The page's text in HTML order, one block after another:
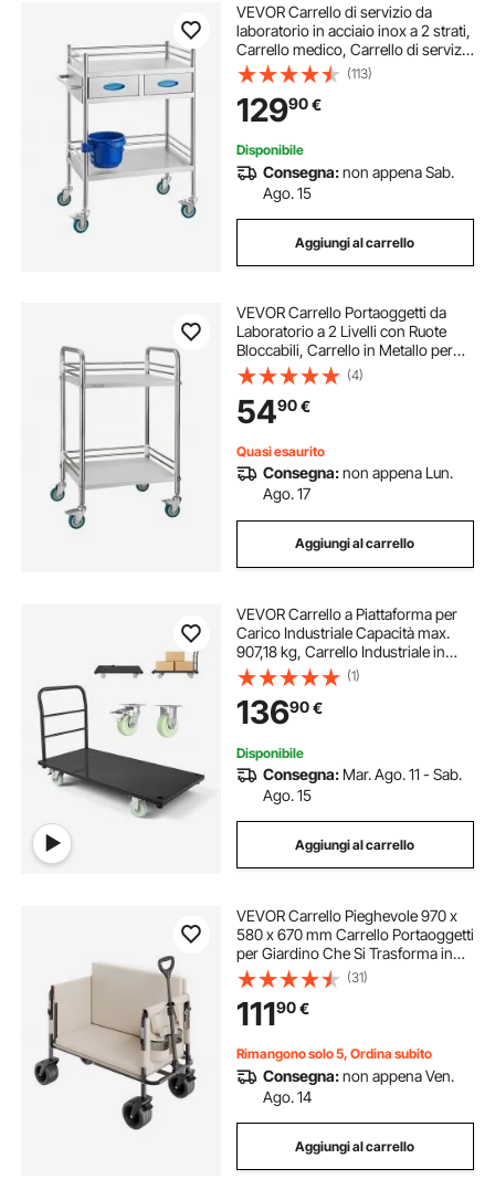
VEVOR Carrello di servizio da
laboratorio in acciaio inox a 2 strati,
Carrello medico, Carrello di servizio
dentale con ruote bloccabili e
secchio, per laboratorio, ospedale,
uso dentale
(113)
12990€
Disponibile
Consegna:non appena Sab.
Ago. 15
Aggiungi al carrello
VEVOR Carrello Portaoggetti da
Laboratorio a 2 Livelli con Ruote
Bloccabili, Carrello in Metallo per
Servizio Medico, Vassoio per
Clinica, Vassoio di Stoccaggio
Mobile per Impieghi Gravosi
(4)
5490€
Quasi esaurito
Consegna:non appena Lun.
Ago. 17
Aggiungi al carrello
VEVOR Carrello a Piattaforma per
Carico Industriale Capacità max.
907,18 kg, Carrello Industriale in
Acciaio con Ruote Girevoli e
Maniglia, Pianale a Spinta Manuale
per Trasporto Merci Pacchi
(1)
13690€
Disponibile
Consegna: Mar. Ago. 11 - Sab.
Ago. 15
Aggiungi al carrello
VEVOR Carrello Pieghevole 970 x
580 x 670 mm Carrello Portaoggetti
per Giardino Che Si Trasforma in
Panca, Capacità di Peso 249,48 kg
con Maniglia Regolabile per Spesa,
Campeggio, Giardinaggio
(31)
11190€
Rimangono solo 5, Ordina subito
Consegna:non appena Ven.
Ago. 14
Aggiungi al carrello